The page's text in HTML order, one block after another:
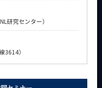
研究センター）
）